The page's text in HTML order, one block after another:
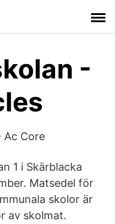
-
Ac Core
1 i Skärblacka
Matsedel för
skolor är
av skolmat.